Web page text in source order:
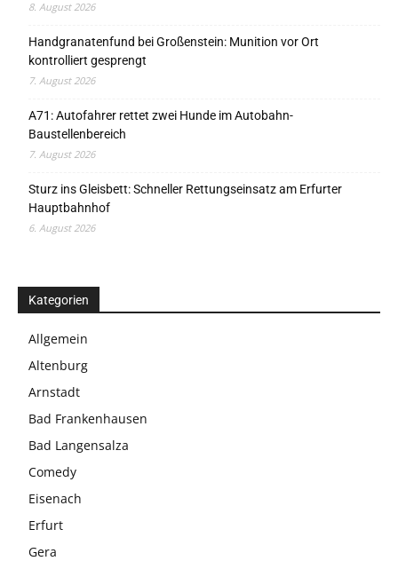
8. August 2026
Handgranatenfund bei Großenstein: Munition vor Ort
kontrolliert gesprengt
7. August 2026
A71: Autofahrer rettet zwei Hunde im Autobahn-
Baustellenbereich
7. August 2026
Sturz ins Gleisbett: Schneller Rettungseinsatz am Erfurter
Hauptbahnhof
6. August 2026
Kategorien
Allgemein
Altenburg
Arnstadt
Bad Frankenhausen
Bad Langensalza
Comedy
Eisenach
Erfurt
Gera